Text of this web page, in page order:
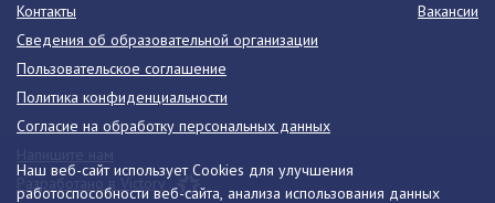
Наш веб-сайт использует Cookies для улучшения
работоспособности веб-сайта, анализа использования данных
Контакты
Вакансии
Сведения об образовательной организации
Пользовательское соглашение
Политика конфиденциальности
Согласие на обработку персональных данных
Разработано в Victory